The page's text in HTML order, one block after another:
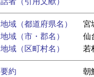
地域（都道府県名）
宮
地域（市・郡名）
仙
地域（区町村名） 若
要約
朝